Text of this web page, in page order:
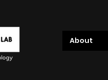
About